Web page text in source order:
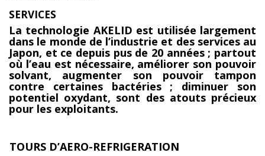
SERVICES
La technologie AKELID est utilisée largement
dans le monde de l’industrie et des services au
Japon, et ce depuis pus de 20 années ; partout
où l’eau est nécessaire, améliorer son pouvoir
solvant, augmenter son pouvoir tampon
contre certaines bactéries ; diminuer son
potentiel oxydant, sont des atouts précieux
pour les exploitants.
TOURS D’AERO-REFRIGERATION